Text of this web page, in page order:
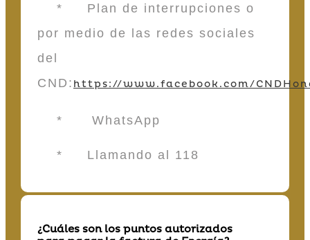
* Plan de interrupciones o
por medio de las redes sociales
del
CND: https://www.facebook.com/
* WhatsApp
* Llamando al 118
¿Cuáles son los puntos autorizados